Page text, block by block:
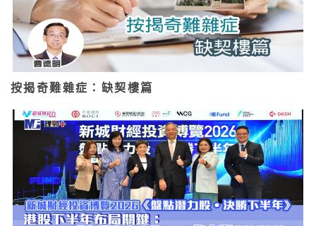
按揭奇難雜症：缺契樓篇